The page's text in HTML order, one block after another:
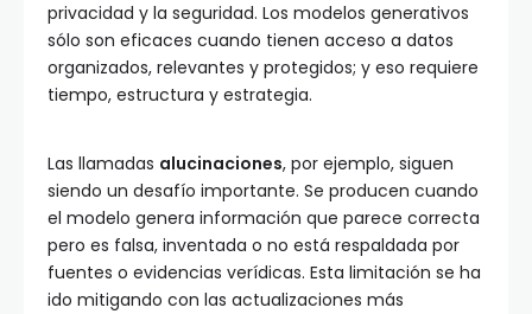
privacidad y la seguridad. Los modelos generativos
sólo son eficaces cuando tienen acceso a datos
organizados, relevantes y protegidos; y eso requiere
tiempo, estructura y estrategia.
Las llamadas alucinaciones, por ejemplo, siguen
siendo un desafío importante. Se producen cuando
el modelo genera información que parece correcta
pero es falsa, inventada o no está respaldada por
fuentes o evidencias verídicas. Esta limitación se ha
ido mitigando con las actualizaciones más